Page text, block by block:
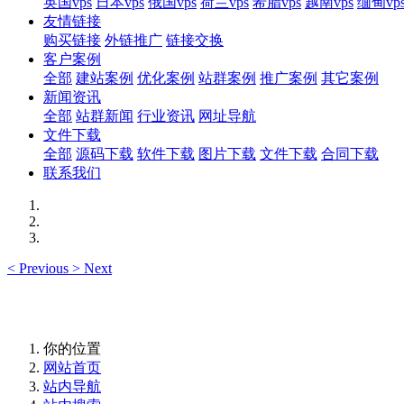
友情链接
购买链接 外链推广 链接交换
客户案例
全部 建站案例 优化案例 站群案例 推广案例 其它案例
新闻资讯
全部 站群新闻 行业资讯 网址导航
文件下载
全部 源码下载 软件下载 图片下载 文件下载 合同下载
联系我们
< Previous > Next
你的位置
网站首页
站内导航